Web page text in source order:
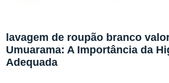
lavagem de roupão branco
Umuarama: A Importância da
Adequada